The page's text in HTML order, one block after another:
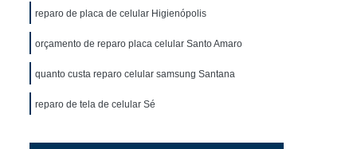
Curso Manutenção e Conserto de Celular
Curso Técnico de Conserto de Celular
Curso de Manutenção de Celular Presencial
Manutenção de Celular Presencial
reparo de placa de celular Higienópolis
orçamento de reparo placa celular Santo Amaro
quanto custa reparo celular samsung Santana
reparo de tela de celular Sé